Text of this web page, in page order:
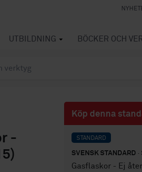
UTBILDNING BÖCKER OCH
-
Köp denna
STANDARD
SVENSK STANDARD
Gasflaskor - Ej